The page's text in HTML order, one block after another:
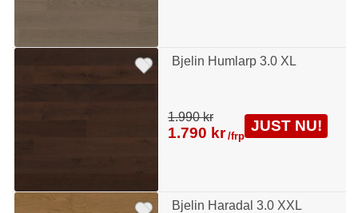
Bjelin Humlarp 3.0 XL
Bjelin Haradal 3.0 XXL
1.990 kr
1.790 kr /frp
JUST NU!